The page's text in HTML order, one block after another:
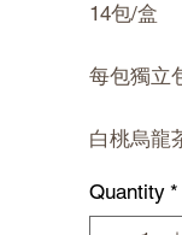
14包/盒
每包獨立
白桃烏龍
津、維持
Quantity *